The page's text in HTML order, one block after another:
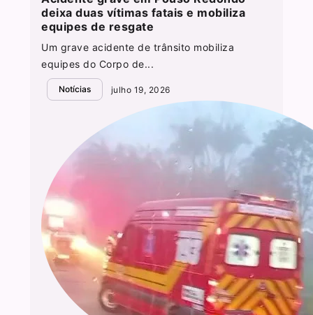
deixa duas vítimas fatais e mobiliza
equipes de resgate
Um grave acidente de trânsito mobiliza
equipes do Corpo de...
Notícias julho 19, 2026